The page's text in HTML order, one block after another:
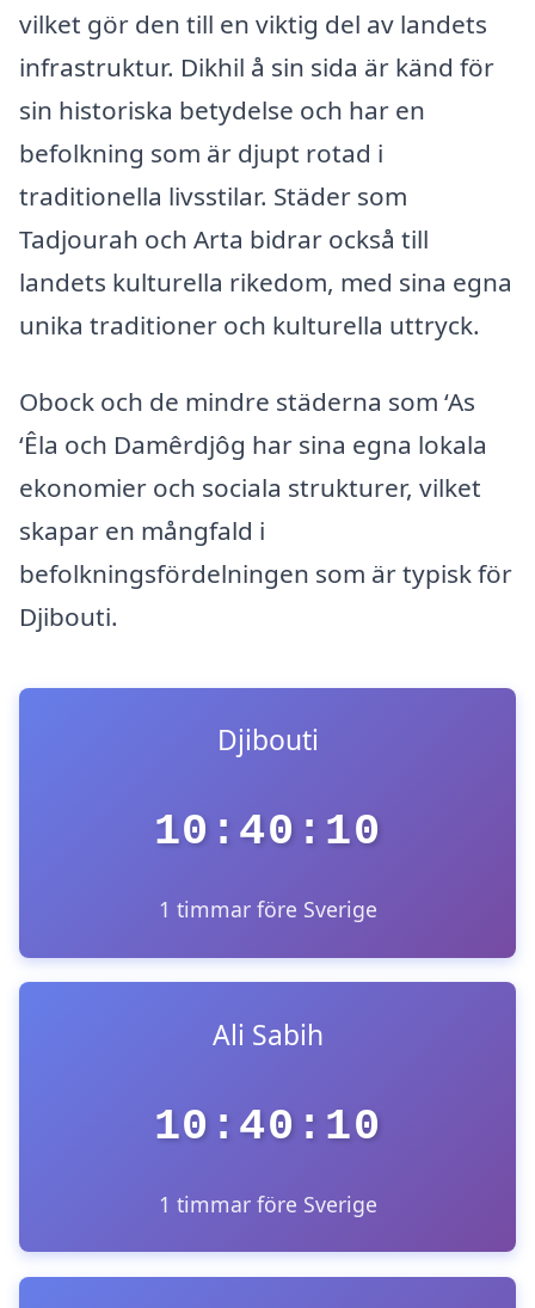
vilket gör den till en viktig del av landets
infrastruktur. Dikhil å sin sida är känd för
sin historiska betydelse och har en
befolkning som är djupt rotad i
traditionella livsstilar. Städer som
Tadjourah och Arta bidrar också till
landets kulturella rikedom, med sina egna
unika traditioner och kulturella uttryck.
Obock och de mindre städerna som ‘As
‘Êla och Damêrdjôg har sina egna lokala
ekonomier och sociala strukturer, vilket
skapar en mångfald i
befolkningsfördelningen som är typisk för
Djibouti.
Djibouti
10:40:10
1 timmar före Sverige
Ali Sabih
10:40:10
1 timmar före Sverige